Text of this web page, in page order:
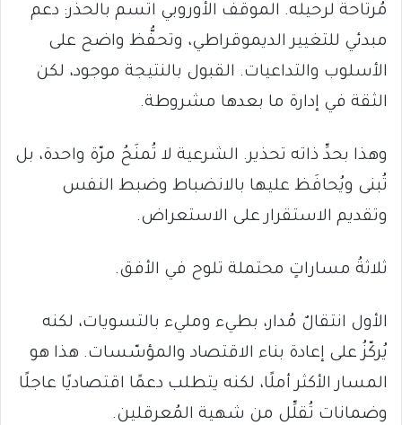
مُرتاحة لرحيله. الموقف الأوروبي اتسم بالحذر: دعم
مبدئي للتغيير الديموقراطي، وتحفُّظ واضح على
الأسلوب والتداعيات. القبول بالنتيجة موجود، لكن
الثقة في إدارة ما بعدها مشروطة.
وهذا بحدِّ ذاته تحذير. الشرعية لا تُمنَحُ مرّة واحدة، بل
تُبنى ويُحافَظ عليها بالانضباط وضبط النفس
وتقديم الاستقرار على الاستعراض.
ثلاثةُ مساراتٍ محتملة تلوح في الأفق.
الأول انتقالٌ مُدار، بطيء ومليء بالتسويات، لكنه
يُركّزُ على إعادة بناء الاقتصاد والمؤسّسات. هذا هو
المسار الأكثر أملًا، لكنه يتطلب دعمًا اقتصاديًا عاجلًا
وضمانات تُقلِّل من شهية المُعرقلين.